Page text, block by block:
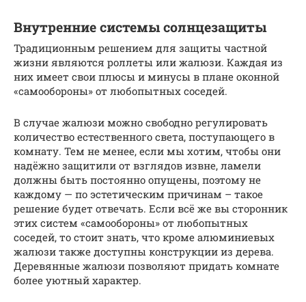
Внутренние системы солнцезащиты
Традиционным решением для защиты частной
жизни являются роллеты или жалюзи. Каждая из
них имеет свои плюсы и минусы в плане оконной
«самообороны» от любопытных соседей.
В случае жалюзи можно свободно регулировать
количество естественного света, поступающего в
комнату. Тем не менее, если мы хотим, чтобы они
надёжно защитили от взглядов извне, ламели
должны быть постоянно опущены, поэтому не
каждому — по эстетическим причинам – такое
решение будет отвечать. Если всё же вы сторонник
этих систем «самообороны» от любопытных
соседей, то стоит знать, что кроме алюминиевых
жалюзи также доступны конструкции из дерева.
Деревянные жалюзи позволяют придать комнате
более уютный характер.